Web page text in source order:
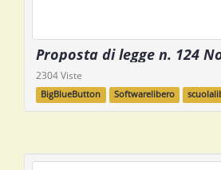
2304 Viste
BigBlueButton Softwarelibero